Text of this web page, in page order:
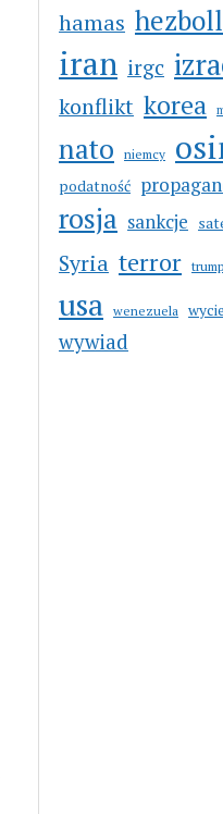
hamas
iran irgc
konflikt korea
nato niemcy
podatność
rosja sankcje
Syria terror trump
usa wenezuela
wywiad